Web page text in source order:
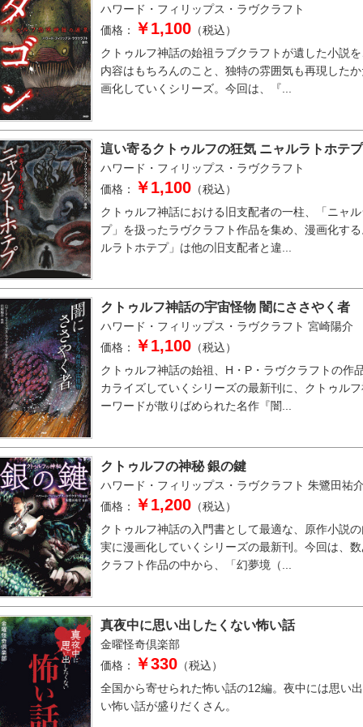
ハワード・フィリップス・ラヴクラフト
価格：
￥1,100 （税込）
クトゥルフ神話の始祖ラブクラフトが遺した小説
内容はもちろんのこと、独特の雰囲気も再現した
画化していくシリーズ。今回は、『...
這い寄るクトゥルフの狂気 ニャルラトホテプ
ハワード・フィリップス・ラヴクラフト
価格：
￥1,100 （税込）
クトゥルフ神話における旧支配者の一柱、「ニャ
プ」を扱ったラヴクラフト作品を集め、漫画化す
ルラトホテプ」は他の旧支配者と違...
クトゥルフ神話の宇宙怪物 闇にささやく者
ハワード・フィリップス・ラヴクラフト 宮崎陽介
価格：
￥1,100 （税込）
クトゥルフ神話の始祖、H・P・ラヴクラフトの作
カライズしていくシリーズの最新刊に、クトゥル
ーワードが散りばめられた名作『闇...
クトゥルフの神秘 銀の鍵
ハワード・フィリップス・ラヴクラフト 朱鷺田祐
価格：
￥1,200 （税込）
クトゥルフ神話の入門書として最適な、原作小説
実に漫画化していくシリーズの最新刊。今回は、
クラフト作品の中から、「幻夢境（...
真夜中に思い出したくない怖い話
金曜怪奇倶楽部
価格：
￥330 （税込）
全国から寄せられた怖い話の12編。夜中には思い
い怖い話が盛りだくさん。